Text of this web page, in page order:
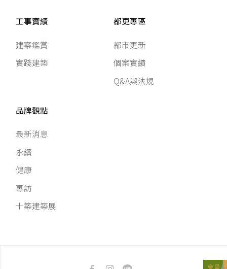
會員
工事實績
建案鑑賞
實踐建築
都更專區
都市更新
個案實績
Q&A與法規
品牌觀點
最新消息
永續
健康
專訪
十築建築展